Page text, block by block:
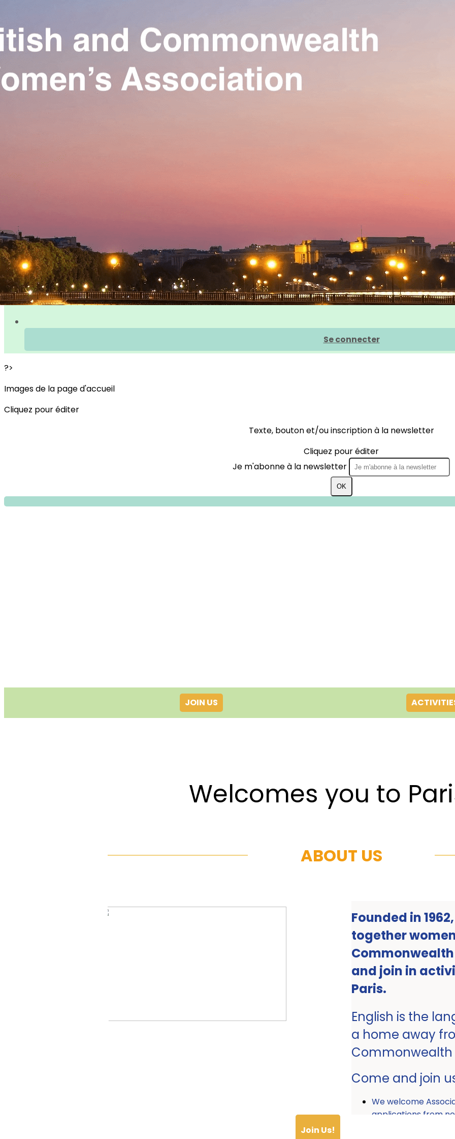
Exporter uniquement les colonnes affichées
Ajoutez un logo, un bouton, des réseaux sociaux
Se connecter
?>
Images de la page d'accueil
Cliquez pour éditer
Texte, bouton et/ou inscription à la newsletter
Cliquez pour éditer
Je m'abonne à la newsletter
OK
JOIN US
Welcomes you to
ABOUT US
Founded in
together
and join in
Paris.
English is the
a home away
Come and join
We welcome
applications from
Join Us!